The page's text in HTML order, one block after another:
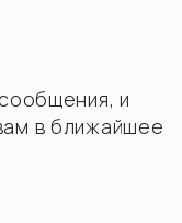
и
в ближайшее